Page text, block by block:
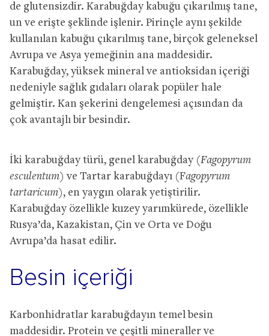
de glutensizdir. Karabuğday kabuğu çıkarılmış tane,
un ve erişte şeklinde işlenir. Pirinçle aynı şekilde
kullanılan kabuğu çıkarılmış tane, birçok geleneksel
Avrupa ve Asya yemeğinin ana maddesidir.
Karabuğday, yüksek mineral ve antioksidan içeriği
nedeniyle sağlık gıdaları olarak popüler hale
gelmiştir. Kan şekerini dengelemesi açısından da
çok avantajlı bir besindir.
İki karabuğday türü, genel karabuğday (Fagopyrum
esculentum) ve Tartar karabuğdayı (Fagopyrum
tartaricum), en yaygın olarak yetiştirilir.
Karabuğday özellikle kuzey yarımkürede, özellikle
Rusya’da, Kazakistan, Çin ve Orta ve Doğu
Avrupa’da hasat edilir.
Besin içeriği
Karbonhidratlar karabuğdayın temel besin
maddesidir. Protein ve çeşitli mineraller ve